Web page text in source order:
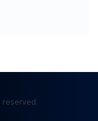
reserved.